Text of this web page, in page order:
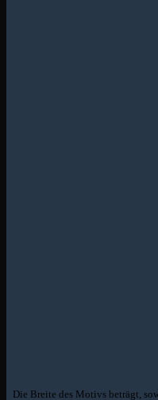
Die Breite des Motivs beträgt,